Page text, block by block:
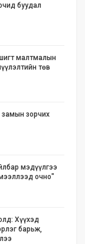
буудал
малтмалын
төв
зорчих
мэдүүлгээ
очно"
Хүүхэд
барьж,